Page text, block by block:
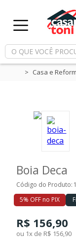
Minha Conta
Meus Favoritos
Departamentos
Limpeza
Casa e
Boia Deca
Código do Produto:
5% OFF no PIX
R$ 156,90
ou 1x de R$ 156,90